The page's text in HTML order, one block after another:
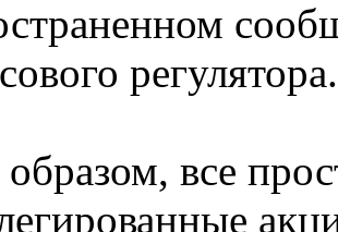
регулятора.
все